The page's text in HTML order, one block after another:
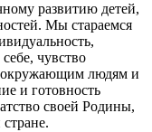
развитию детей,
Мы стараемся
чувство
окружающим людям и
и готовность
своей Родины,